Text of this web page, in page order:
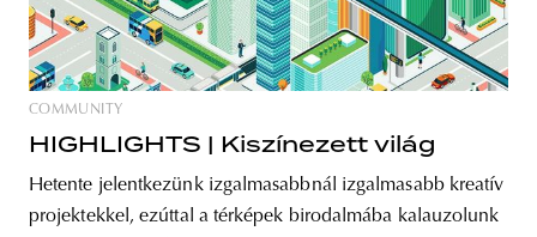
budapest poland branding
COMMUNITY
HIGHLIGHTS | Kiszínezett világ
Hetente jelentkezünk izgalmasabbnál izgalmasabb kreatív
projektekkel, ezúttal a térképek birodalmába kalauzolunk